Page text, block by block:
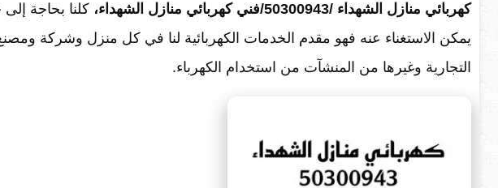
كهربائي منازل الشهداء /50300943/فني كهربائي منازل الشهداء،
كلنا بحاجة
يمكن الاستغناء عنه فهو مقدم الخدمات الكهربائية لنا في كل منزل وشركة
التجارية وغيرها من المنشآت من استخدام الكهرباء.